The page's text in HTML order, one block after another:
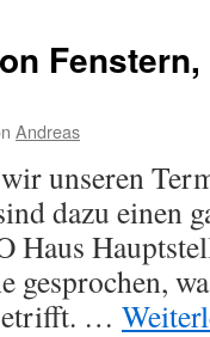
Andreas
unseren
dazu einen
Haus
gesprochen,
…